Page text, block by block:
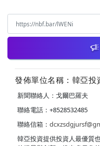
發佈單位名稱：韓亞投
新聞聯絡人：戈爾巴羅夫
聯絡電話：+8528532485
聯絡信箱：
韓亞投資提供投資人最優質